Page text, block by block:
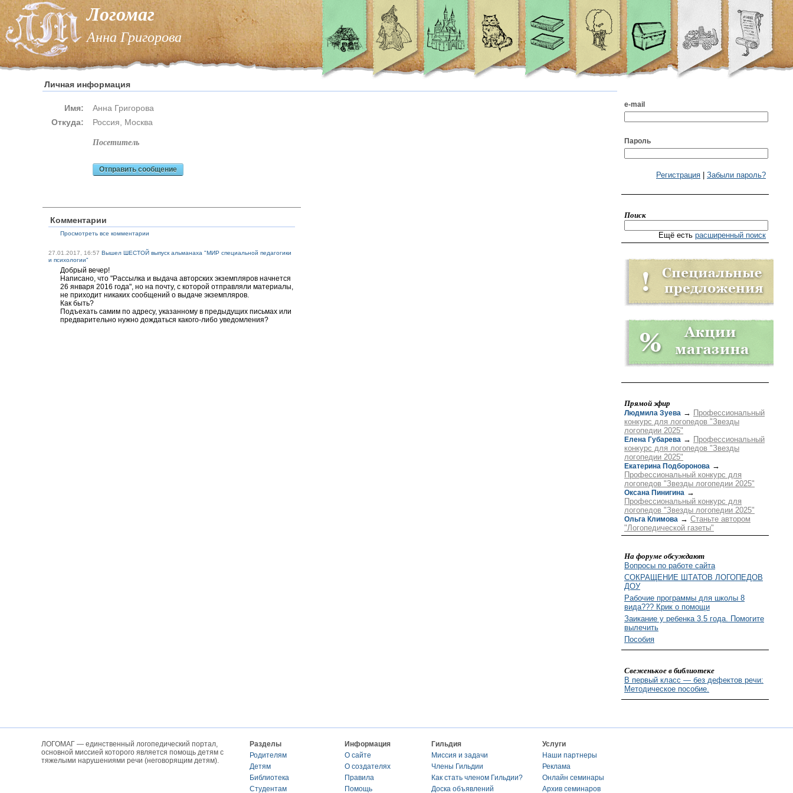
Логомаг
Анна Григорова
Личная информация
Имя:
Анна Григорова
Откуда:
Россия, Москва
посетитель
Отправить сообщение
Комментарии
Просмотреть все комментарии
27.01.2017, 16:57 Вышел ШЕСТОЙ выпуск альманаха "МИР специальной педагогики
и психологии"
Добрый вечер!
Написано, что "Рассылка и выдача авторских экземпляров начнется
26 января 2016 года", но на почту, с которой отправляли материалы,
не приходит никаких сообщений о выдаче экземпляров.
Как быть?
Подъехать самим по адресу, указанному в предыдущих письмах или
предварительно нужно дождаться какого-либо уведомления?
e-mail
Пароль
Регистрация Забыли пароль?
Поиск
Ещё есть расширенный поиск
Прямой эфир
Людмила Зуева → Профессиональный
конкурс для логопедов "Звезды
логопедии 2025"
Елена Губарева → Профессиональный
конкурс для логопедов "Звезды
логопедии 2025"
Екатерина Подборонова →
Профессиональный конкурс для
логопедов "Звезды логопедии 2025"
Оксана Пинигина →
Профессиональный конкурс для
логопедов "Звезды логопедии 2025"
Ольга Климова → Станьте автором
"Логопедической газеты"
На форуме обсуждают
Вопросы по работе сайта
СОКРАЩЕНИЕ ШТАТОВ ЛОГОПЕДОВ
ДОУ
Рабочие программы для школы 8
вида??? Крик о помощи
Заикание у ребенка 3.5 года. Помогите
вылечить
Пособия
Свеженькое в библиотеке
В первый класс — без дефектов речи:
Методическое пособие.
ЛОГОМАГ — единственный логопедический портал,
основной миссией которого является помощь детям с
тяжелыми нарушениями речи (неговорящим детям).
Разделы
Родителям
Детям
Библиотека
Студентам
Информация
О сайте
О создателях
Правила
Помощь
Гильдия
Миссия и задачи
Члены Гильдии
Как стать членом Гильдии?
Доска объявлений
Услуги
Наши партнеры
Реклама
Онлайн семинары
Архив семинаров